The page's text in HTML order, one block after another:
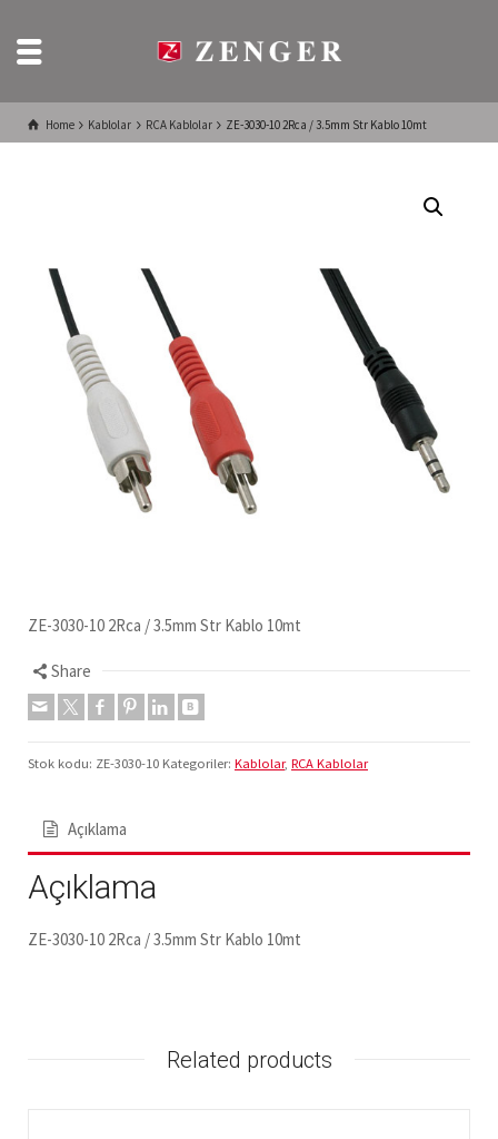
Home Kablolar RCA Kablolar ZE-3030-10 2Rca / 3.5mm Str Kablo 10mt
ZE-3030-10 2Rca / 3.5mm Str Kablo 10mt
Share
Stok kodu: ZE-3030-10 Kategoriler: Kablolar, RCA Kablolar
Açıklama
Açıklama
ZE-3030-10 2Rca / 3.5mm Str Kablo 10mt
Related products